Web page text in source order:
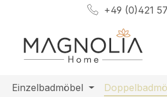
Hauptinhalt springen
Zur Suche springen
Zur Hauptnavigation springen
+49 (0)421
Einzelbadmöbel